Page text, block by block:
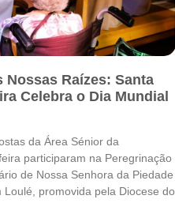
Nossas Raízes: Santa
Celebra o Dia Mundial
da Área Sénior da
participaram na Peregrinação
de Nossa Senhora da Piedade
Loulé, promovida pela Diocese do